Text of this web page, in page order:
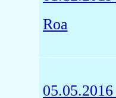
Roa
05.05.2016